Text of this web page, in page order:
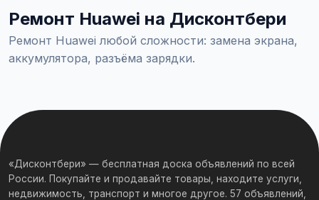
Ремонт Huawei на Дисконтбери
Ремонт Huawei любой сложности: замена экрана,
аккумулятора, разъёма зарядки.
«Дисконтбери» — бесплатная доска объявлений по всей
России. Покупайте и продавайте товары, находите услуги,
недвижимость, транспорт и многое другое. 57 объявлений,